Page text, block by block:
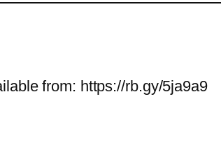
from: https://rb.gy/5ja9a9